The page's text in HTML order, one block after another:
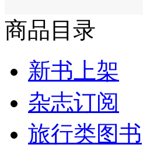
商品目录
新书上架
杂志订阅
旅行类图书